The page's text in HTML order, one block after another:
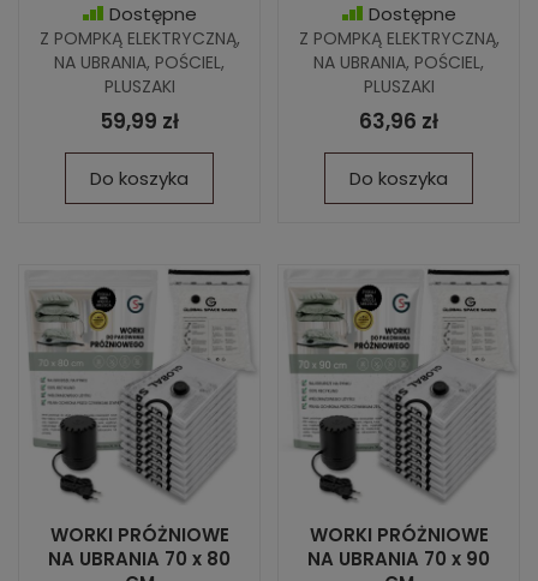
Dostępne
Z POMPKĄ ELEKTRYCZNĄ,
NA UBRANIA, POŚCIEL,
PLUSZAKI
59,99 zł
Do koszyka
Dostępne
Z POMPKĄ ELEKTRYCZNĄ,
NA UBRANIA, POŚCIEL,
PLUSZAKI
63,96 zł
Do koszyka
WORKI PRÓŻNIOWE
NA UBRANIA 70 x 80
WORKI PRÓŻNIOWE
NA UBRANIA 70 x 90